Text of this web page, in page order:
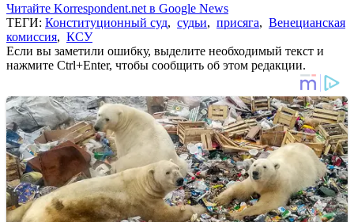
Читайте Korrespondent.net в Google News
ТЕГИ: Конституционный суд, судьи, присяга, Венецианская
комиссия, КСУ
Если вы заметили ошибку, выделите необходимый текст и
нажмите Ctrl+Enter, чтобы сообщить об этом редакции.